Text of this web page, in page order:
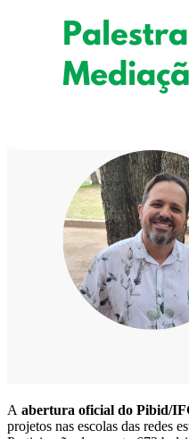
A abertura oficial do Pibid/
projetos nas escolas das redes